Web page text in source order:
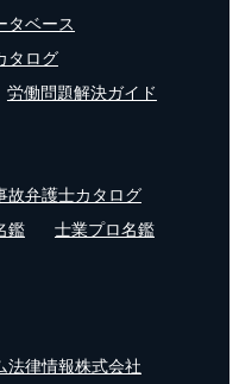
タベース
タログ
労働問題解決ガイド
故弁護士カタログ
鑑
士業プロ名鑑
法律情報株式会社